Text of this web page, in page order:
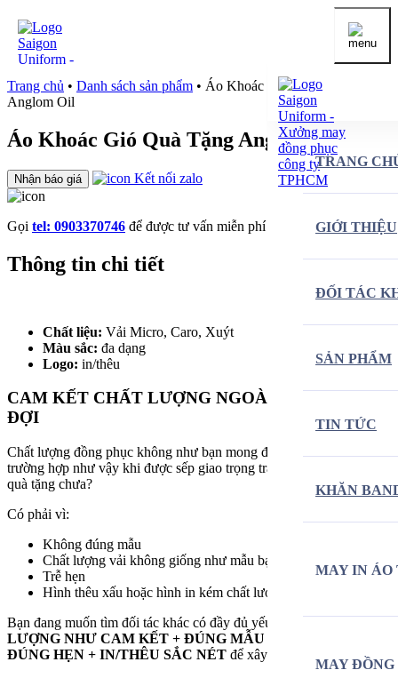
TRANG
GIỚI THIỆU
ĐỐI TÁC
SẢN PHẨM
TIN TỨC
KHĂN
MAY IN ÁO
MAY ĐỒNG
Trang chủ • Danh sách sản phẩm • Áo Khoác Gió Quà Tặng
Anglom Oil
Áo Khoác Gió Quà Tặng Anglom Oil
Nhận báo giá Kết nối zalo
Gọi tel: 0903370746 để được tư vấn miễn phí
Thông tin chi tiết
Chất liệu: Vải Micro, Caro, Xuýt
Màu sắc: đa dạng
Logo: in/thêu
CAM KẾT CHẤT LƯỢNG NGOÀI SỰ MONG
ĐỢI
Chất lượng đồng phục không như bạn mong đợi? Bạn đã từng gặp
trường hợp như vậy khi được sếp giao trọng trách đặt may áo gió
quà tặng chưa?
Có phải vì:
Không đúng mẫu
Chất lượng vải không giống như mẫu bạn nhận được
Trễ hẹn
Hình thêu xấu hoặc hình in kém chất lượng
Bạn đang muốn tìm đối tác khác có đầy đủ yếu tố bạn cần:
LƯỢNG NHƯ CAM KẾT + ĐÚNG MẪU + LUÔN LUÔN
ĐÚNG HẸN + IN/THÊU SẮC NÉT để xây dựng uy tín với sếp ?